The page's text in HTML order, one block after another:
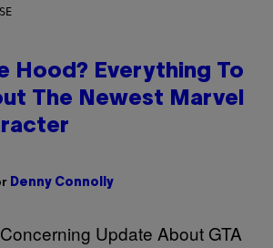
Hood? Everything To
The Newest Marvel
Denny Connolly